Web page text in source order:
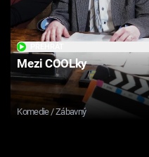
Mezi COOLky
Komedie / Zábavný